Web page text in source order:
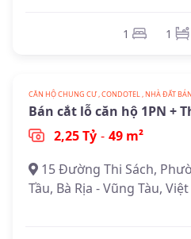
1 1
CĂN HỘ CHUNG CƯ , CONDOTEL , NHÀ ĐẤT BÁN
Bán cắt lỗ căn hộ 1PN +
2,25 Tỷ - 49 m²
15 Đường Thi Sách,
Tầu, Bà Rịa - Vũng Tàu,